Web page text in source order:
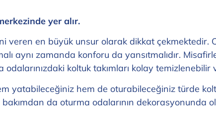
yer alır.
veren en büyük unsur olarak dikkat çekmektedir.
aynı zamanda konforu da yansıtmalıdır.
odalarınızdaki koltuk takımları kolay temizlenebilir
yatabileceğiniz hem de oturabileceğiniz türde
da oturma odalarının dekorasyonunda